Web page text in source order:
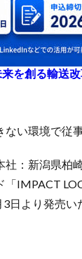
を創る輸送
い環境で従
：新潟県柏
IMPACT
日より発売い